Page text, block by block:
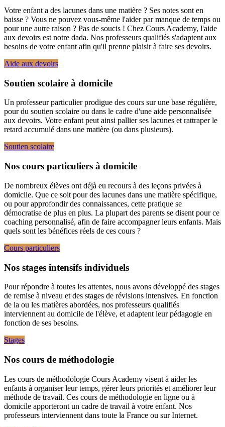
Votre enfant a des lacunes dans une matière ? Ses notes sont en
baisse ? Vous ne pouvez vous-même l'aider par manque de temps ou
pour une autre raison ? Pas de soucis ! Chez Cours Academy, l'aide
aux devoirs est notre dada. Nos professeurs qualifiés s'adaptent aux
besoins de votre enfant afin qu'il prenne plaisir à faire ses devoirs.
Aide aux devoirs
Soutien scolaire à domicile
Un professeur particulier prodigue des cours sur une base régulière,
pour du soutien scolaire ou dans le cadre d'une aide personnalisée
aux devoirs. Votre enfant peut ainsi pallier ses lacunes et rattraper le
retard accumulé dans une matière (ou dans plusieurs).
Soutien scolaire
Nos cours particuliers à domicile
De nombreux élèves ont déjà eu recours à des leçons privées à
domicile. Que ce soit pour des lacunes dans une matière spécifique,
ou pour approfondir des connaissances, cette pratique se
démocratise de plus en plus. La plupart des parents se disent pour ce
coaching personnalisé, afin de faire accompagner leurs enfants. Mais
quels sont les bénéfices réels de ces cours ?
Cours particuliers
Nos stages intensifs individuels
Pour répondre à toutes les attentes, nous avons développé des stages
de remise à niveau et des stages de révisions intensives. En fonction
de la ou les matières abordées, nos professeurs qualifiés
interviennent au domicile de l'élève, et adaptent leur pédagogie en
fonction de ses besoins.
Stages
Nos cours de méthodologie
Les cours de méthodologie Cours Academy visent à aider les
enfants à organiser leur temps, gérer leurs priorités et améliorer leur
méthode de travail. Ces cours de méthodologie en ligne ou à
domicile apporteront un cadre de travail à votre enfant. Nos
professeurs interviennent dans toute la France ou sur Internet.